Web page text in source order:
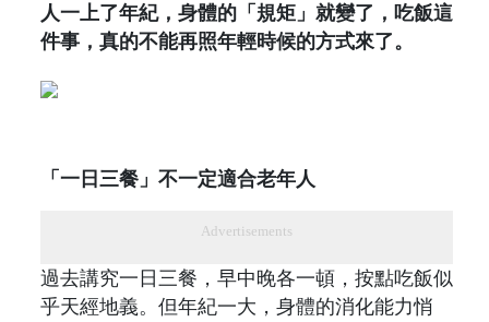
人一上了年紀，身體的「規矩」就變了，吃飯這
件事，真的不能再照年輕時候的方式來了。
「一日三餐」不一定適合老年人
Advertisements
過去講究一日三餐，早中晚各一頓，按點吃飯似
乎天經地義。但年紀一大，身體的消化能力悄